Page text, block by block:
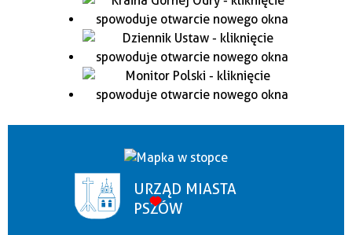
URZĄD MIASTA
PSZÓW